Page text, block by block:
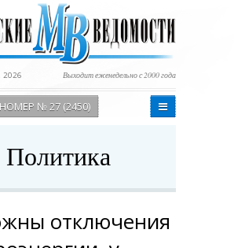
2026 Выходит еженедельно с 2000 года
№ 27 (2450)
Политика
отключения